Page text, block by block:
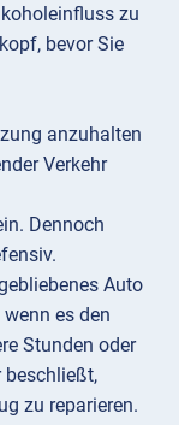
zu
bevor Sie
anzuhalten
Verkehr
Dennoch
Auto
es den
Stunden oder
beschließt,
zu reparieren.